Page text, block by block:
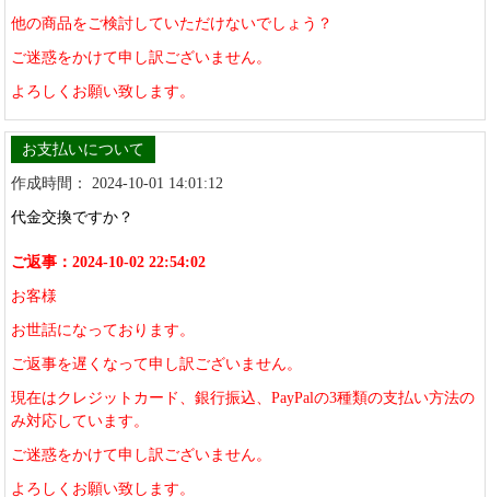
他の商品をご検討していただけないでしょう？
ご迷惑をかけて申し訳ございません。
よろしくお願い致します。
お支払いについて
作成時間： 2024-10-01 14:01:12
代金交換ですか？
ご返事：2024-10-02 22:54:02
お客様
お世話になっております。
ご返事を遅くなって申し訳ございません。
現在はクレジットカード、銀行振込、PayPalの3種類の支払い方法の
み対応しています。
ご迷惑をかけて申し訳ございません。
よろしくお願い致します。